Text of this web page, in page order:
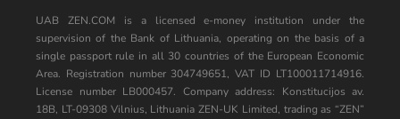
UAB ZEN.COM is a licensed e-money institution under the
supervision of the Bank of Lithuania, operating on the basis of a
single passport rule in all 30 countries of the European Economic
Area. Registration number 304749651, VAT ID LT100011714916.
License number LB000457. Company address: Konstitucijos av.
18B, LT-09308 Vilnius, Lithuania ZEN-UK Limited, trading as “ZEN”